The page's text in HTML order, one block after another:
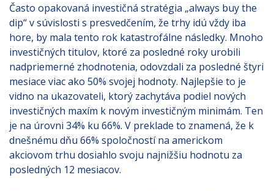
Často opakovaná investičná stratégia „always buy the
dip“ v súvislosti s presvedčením, že trhy idú vždy iba
hore, by mala tento rok katastrofálne následky. Mnoho
investičných titulov, ktoré za posledné roky urobili
nadpriemerné zhodnotenia, odovzdali za posledné štyri
mesiace viac ako 50% svojej hodnoty. Najlepšie to je
vidno na ukazovateli, ktorý zachytáva podiel nových
investičných maxím k novým investičným minimám. Ten
je na úrovni 34% ku 66%. V preklade to znamená, že k
dnešnému dňu 66% spoločností na americkom
akciovom trhu dosiahlo svoju najnižšiu hodnotu za
posledných 12 mesiacov.